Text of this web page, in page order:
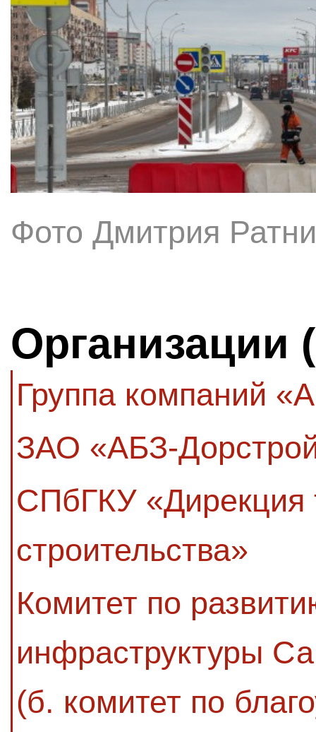
Фото Дмитрия
Организации
Группа компаний
ЗАО «АБЗ-
СПбГКУ «Дирекция
строительства»
Комитет по
инфраструктуры
(б. комитет по